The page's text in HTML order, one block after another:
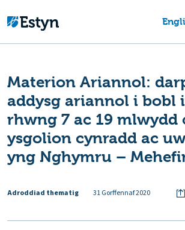
Materion Ariannol:
addysg ariannol i bobl
rhwng 7 ac 19 mlwydd
ysgolion cynradd ac
yng Nghymru –
Adroddiad thematig 31 Gorffennaf 2020